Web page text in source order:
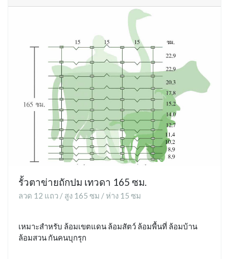
รั้วตาข่ายถักปม เทวดา 165 ซม.
ลวด 12 แถว / สูง 165 ซม / ห่าง 15 ซม
เหมาะสำหรับ ล้อมเขตแดน ล้อมสัตว์ ล้อมพื้นที่ ล้อมบ้าน
ล้อมสวน กันคนบุกรุก